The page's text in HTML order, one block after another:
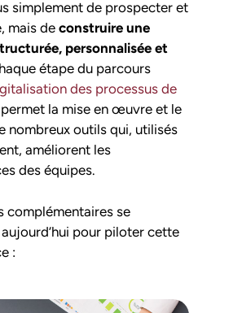
simplement de prospecter et
mais deconstruire une
personnalisée et
étape du parcours
des processus de
la mise en œuvre et le
nombreux outils qui, utilisés
améliorent les
des équipes.
complémentaires se
pour piloter cette
: